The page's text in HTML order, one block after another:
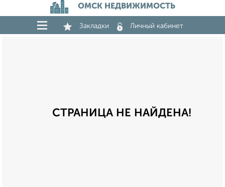
ОМСК НЕДВИЖИМОСТЬ
Закладки Личный кабинет
СТРАНИЦА НЕ НАЙДЕНА!